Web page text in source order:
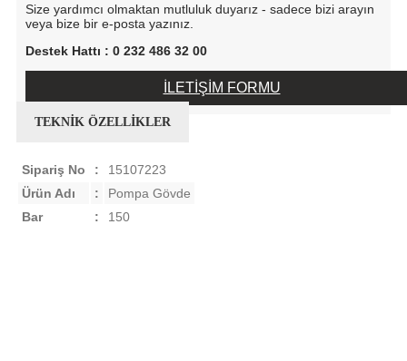
Size yardımcı olmaktan mutluluk duyarız - sadece bizi arayın
veya bize bir e-posta yazınız.
Destek Hattı : 0 232 486 32 00
İLETİŞİM FORMU
TEKNİK ÖZELLİKLER
Sipariş No :
15107223
Ürün Adı
:
Pompa Gövde
Bar
: 150